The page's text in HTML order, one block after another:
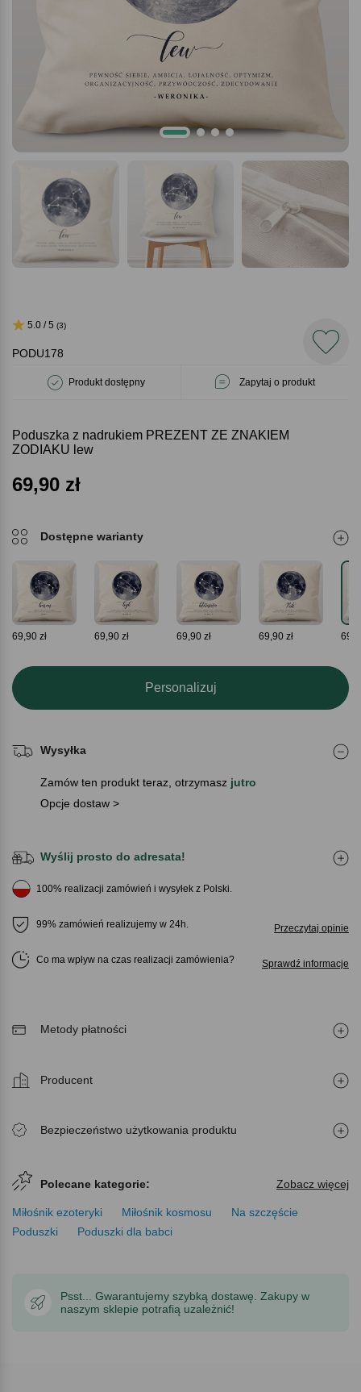
PODU178
Produkt dostępny Zapytaj o produkt
5.0 / 5 (3)
Poduszka z nadrukiem PREZENT ZE ZNAKIEM
ZODIAKU lew
69,90 zł
Dostępne warianty
69,90 zł 69,90 zł 69,90 zł 69,90 zł
Personalizuj
Wysyłka
Zamów ten produkt teraz, otrzymasz jutro
Opcje dostaw >
Wyślij prosto do adresata!
100% realizacji zamówień i wysyłek z Polski.
99% zamówień realizujemy w 24h. Przeczytaj opinie
Co ma wpływ na czas realizacji zamówienia Sprawdź informacje
Metody płatności
Producent
Bezpieczeństwo użytkowania produktu
Polecane kategorie: Zobacz więcej
Miłośnik ezoteryki Miłośnik kosmosu
Na szczęście
Poduszki
Poduszki dla babci
Psst... Gwarantujemy szybką dostawę. Zakupy w
naszym sklepie potrafią uzależnić!